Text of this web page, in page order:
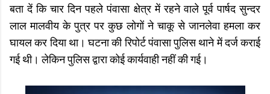
बता दें कि चार दिन पहले पंवासा क्षेत्र में रहने वाले पूर्व पार्षद सुन्दर
लाल मालवीय के पुत्र पर कुछ लोगों ने चाकू से जानलेवा हमला कर
घायल कर दिया था। घटना की रिपोर्ट पंवासा पुलिस थाने में दर्ज कराई
गई थी। लेकिन पुलिस द्वारा कोई कार्यवाही नहीं की गई।